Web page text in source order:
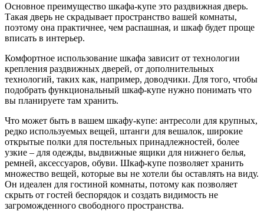
Гардеробные системы Распашные шкафы
Шкафы на заказ
Мебель для прихожей Шкафы с фасадами дуб
Размер от 2х метров Шкафы в детскую
Шкафы-купе от производителя
Основное преимущество шкафа-купе это раздвижная дверь.
Такая дверь не скрадывает пространство вашей комнаты,
поэтому она практичнее, чем распашная, и шкаф будет проще
вписать в интерьер.
Комфортное использование шкафа зависит от технологии
крепления раздвижных дверей, от дополнительных
технологий, таких как, например, доводчики. Для того, чтобы
подобрать функциональный шкаф-купе нужно понимать что
вы планируете там хранить.
Что может быть в вашем шкафу-купе: антресоли для крупных,
редко используемых вещей, штанги для вешалок, широкие
открытые полки для постельных принадлежностей, более
узкие – для одежды, выдвижные ящики для нижнего белья,
ремней, аксессуаров, обуви. Шкаф-купе позволяет хранить
множество вещей, которые вы не хотели бы оставлять на виду.
Он идеален для гостиной комнаты, потому как позволяет
скрыть от гостей беспорядок и создать видимость не
загроможденного свободного пространства.